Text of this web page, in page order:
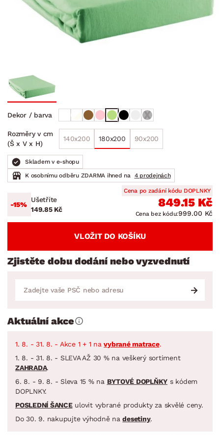
Dekor / barva
Rozměry v cm
(Š x V x H)
140x200 180x200 90x200
Skladem v e-shopu
K osobnímu odběru ZDARMA ihned na
4 prodejnách
-15%
Ušetříte
149.85 Kč
Cena po zadání kódu DOPLNKY
849.15 Kč
Cena bez kódu:999.00 Kč
VLOŽIT DO KOŠÍKU
Zjistěte dobu dodání nebo vyzvednutí
Aktuální akce
1. 8. - 31. 8. - Akce 1 + 1 navybrané matrace.
1. 8. - 31. 8. - SLEVA AŽ 30 % na veškerý sortiment
ZAHRADA.
6. 8. - 9. 8. - Sleva 15 % na BYTOVÉ DOPLŇKY s kódem
DOPLNKY.
POSLEDNÍ ŠANCEulovit vybrané produkty za skvělé ceny.
Do 30. 9. nakupujte výhodně nadesetiny.